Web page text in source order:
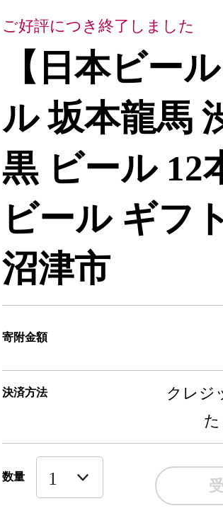
ご好評につき終了しました
【日本ビー
ル 坂本龍馬
黒 ビール 12
ビール ギフ
沼津市
寄附金額
決済方法
クレジ
数量